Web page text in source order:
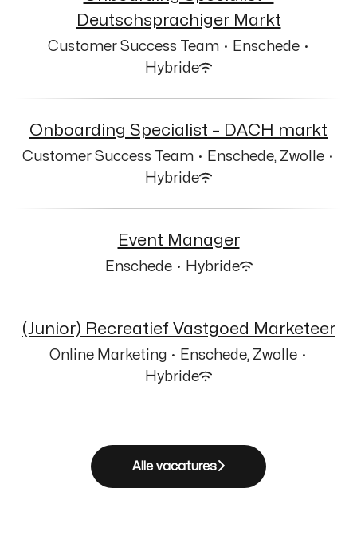
Deutschsprachiger Markt
Customer Success Team · Enschede ·
Hybride
Onboarding Specialist – DACH markt
Customer Success Team · Enschede, Zwolle ·
Hybride
Event Manager
Enschede · Hybride
(Junior) Recreatief Vastgoed Marketeer
Online Marketing · Enschede, Zwolle ·
Hybride
Alle vacatures